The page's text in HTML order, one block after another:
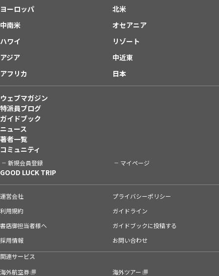
ヨーロッパ
北米
中南米
オセアニア
ハワイ
リゾート
アジア
中近東
アフリカ
日本
ウェブマガジン
特派員ブログ
ガイドブック
ニュース
著者一覧
コミュニティ
新規会員登録 マイページ
GOOD LUCK TRIP
運営会社
プライバシーポリシー
利用規約
ガイドライン
書店御担当者様へ
ガイドブックに投稿する
採用情報
お問い合わせ
関連サービス
海外航空券
海外ツアー